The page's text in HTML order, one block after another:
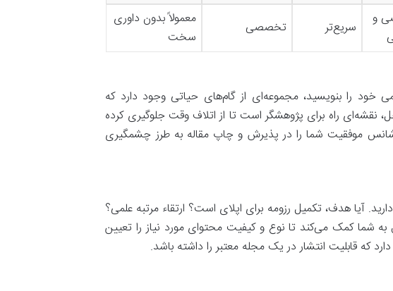
و
سریع‌تر تخصصی
معمولاً بدون داوری
سخت
خود را بنویسید، مجموعه‌ای از گام‌های حیاتی وجود دارد که
نقشه‌ای راه برای پژوهشگر است تا از اتلاف وقت جلوگیری کرده
شانس موفقیت شما را در پذیرش و چاپ مقاله به طرز چشمگیری
آیا هدف، تکمیل رزومه برای اپلای است؟ ارتقاء مرتبه علمی؟
شما کمک می‌کند تا نوع و کیفیت محتوای مورد نیاز را تعیین
که قابلیت انتشار در یک مجله معتبر را داشته باشد.